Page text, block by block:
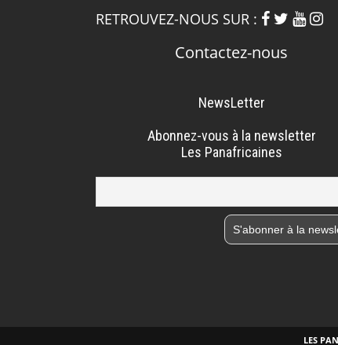
RETROUVEZ-NOUS SUR :
Contactez-nous
NewsLetter
Abonnez-vous à la newsletter
Les Panafricaines
LES